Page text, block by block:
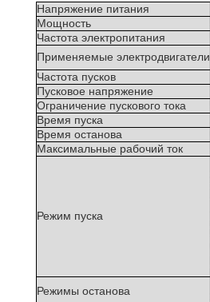
Напряжение питания
Мощность
Частота электропитания
Применяемые электродвигатели
Частота пусков
Пусковое напряжение
Ограничение пускового тока
Время пуска
Время останова
Максимальные рабочий ток
Режим пуска
Режимы останова